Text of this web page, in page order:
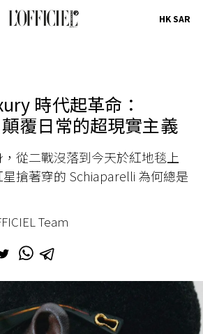
HK SAR
時代起革命：
覆日常的超現實主義
從二戰沒落到今天於紅地毯上
搶著穿的 Schiaparelli 為何總是
Team